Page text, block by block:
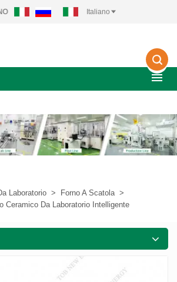
CO., LTD.. Italiano
Laboratorio > Forno A Scatola >
Ceramico Da Laboratorio Intelligente